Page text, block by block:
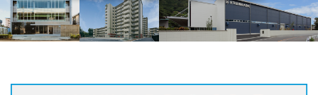
採用情報